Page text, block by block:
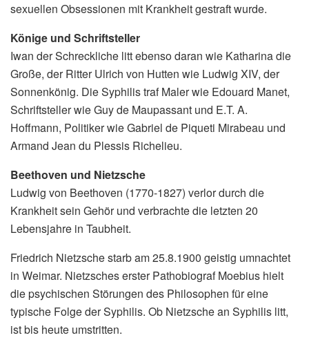
sexuellen Obsessionen mit Krankheit gestraft wurde.
Könige und Schriftsteller
Iwan der Schreckliche litt ebenso daran wie Katharina die
Große, der Ritter Ulrich von Hutten wie Ludwig XIV, der
Sonnenkönig. Die Syphilis traf Maler wie Edouard Manet,
Schriftsteller wie Guy de Maupassant und E.T. A.
Hoffmann, Politiker wie Gabriel de Piqueti Mirabeau und
Armand Jean du Plessis Richelieu.
Beethoven und Nietzsche
Ludwig von Beethoven (1770-1827) verlor durch die
Krankheit sein Gehör und verbrachte die letzten 20
Lebensjahre in Taubheit.
Friedrich Nietzsche starb am 25.8.1900 geistig umnachtet
in Weimar. Nietzsches erster Pathobiograf Moebius hielt
die psychischen Störungen des Philosophen für eine
typische Folge der Syphilis. Ob Nietzsche an Syphilis litt,
ist bis heute umstritten.